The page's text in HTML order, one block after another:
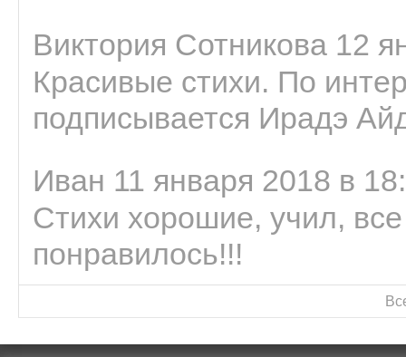
Виктория Сотникова 12
Красивые стихи. По
подписывается Ирадэ
Иван 11 января 2018 в
Стихи хорошие, учил,
понравилось!!!